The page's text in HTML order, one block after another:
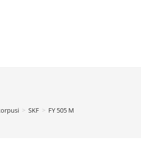
> SKF > FY 505 M